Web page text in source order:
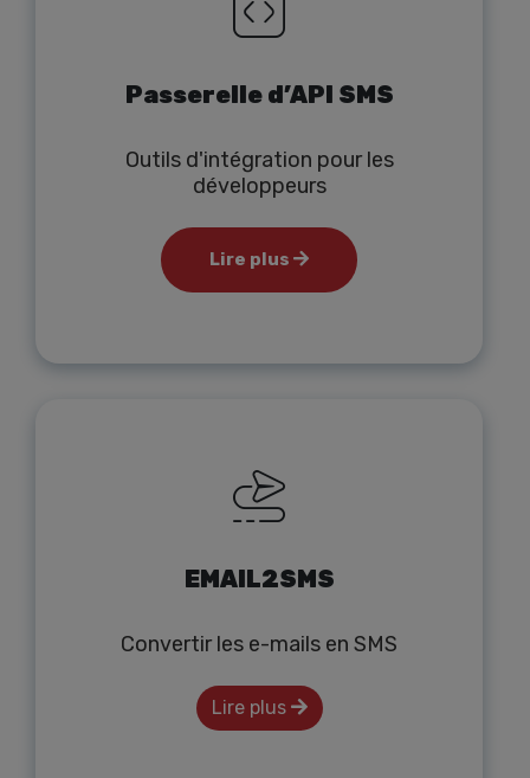
Passerelle d’API SMS
Outils d'intégration pour les
développeurs
Lire plus
EMAIL2SMS
Convertir les e-mails en SMS
Lire plus